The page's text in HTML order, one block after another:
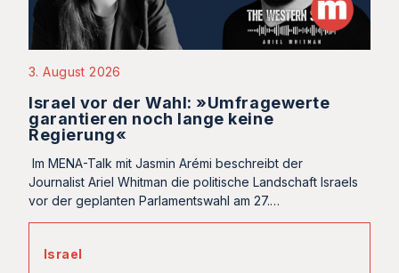
3. August 2026
Israel vor der Wahl: »Umfragewerte
garantieren noch lange keine
Regierung«
Im MENA-Talk mit Jasmin Arémi beschreibt der
Journalist Ariel Whitman die politische Landschaft Israels
vor der geplanten Parlamentswahl am 27.…
Israel